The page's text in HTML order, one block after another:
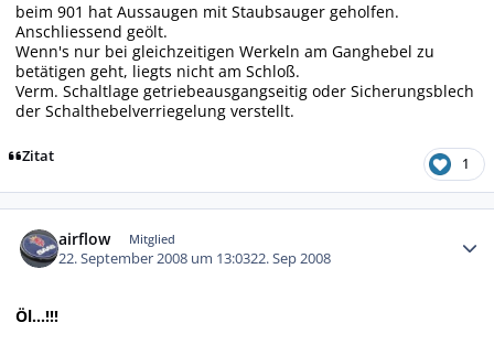
beim 901 hat Aussaugen mit Staubsauger geholfen.
Anschliessend geölt.
Wenn's nur bei gleichzeitigen Werkeln am Ganghebel zu
betätigen geht, liegts nicht am Schloß.
Verm. Schaltlage getriebeausgangseitig oder Sicherungsblech
der Schalthebelverriegelung verstellt.
Zitat 1
airflow Mitglied
22. September 2008 um 13:0322. Sep 2008
Öl...!!!